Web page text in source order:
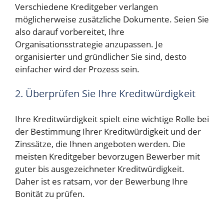
Verschiedene Kreditgeber verlangen
möglicherweise zusätzliche Dokumente. Seien Sie
also darauf vorbereitet, Ihre
Organisationsstrategie anzupassen. Je
organisierter und gründlicher Sie sind, desto
einfacher wird der Prozess sein.
2. Überprüfen Sie Ihre Kreditwürdigkeit
Ihre Kreditwürdigkeit spielt eine wichtige Rolle bei
der Bestimmung Ihrer Kreditwürdigkeit und der
Zinssätze, die Ihnen angeboten werden. Die
meisten Kreditgeber bevorzugen Bewerber mit
guter bis ausgezeichneter Kreditwürdigkeit.
Daher ist es ratsam, vor der Bewerbung Ihre
Bonität zu prüfen.